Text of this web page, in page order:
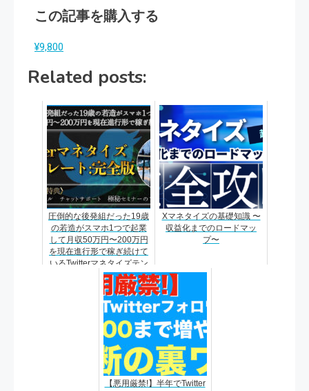
この記事を購入する
¥9,800
Related posts:
圧倒的な後発組だった19歳
の若造がスマホ1つで起業
して月収50万円〜200万円
を現在進行形で稼ぎ続けて
いるTwitterマネタイズテン
プレート
Xマネタイズの基礎知識 〜
収益化までのロードマッ
プ〜
【悪用厳禁!】半年でTwitter